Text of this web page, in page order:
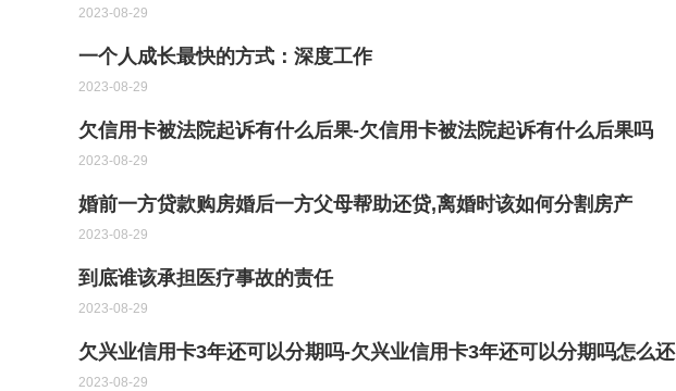
2023-08-29
一个人成长最快的方式：深度工作
2023-08-29
欠信用卡被法院起诉有什么后果-欠信用卡被法院起诉有什么后果吗
2023-08-29
婚前一方贷款购房婚后一方父母帮助还贷,离婚时该如何分割房产
2023-08-29
到底谁该承担医疗事故的责任
2023-08-29
欠兴业信用卡3年还可以分期吗-欠兴业信用卡3年还可以分期吗怎么还
2023-08-29